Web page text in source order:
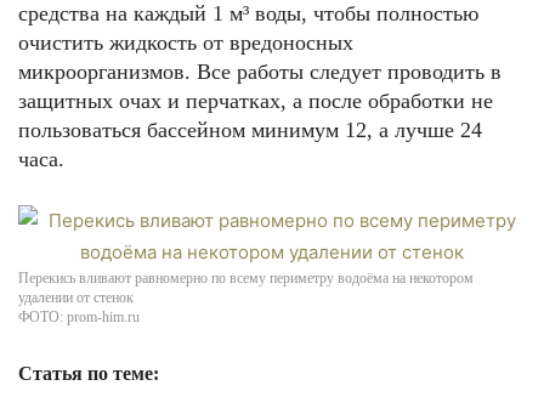
средства на каждый 1 м³ воды, чтобы полностью
очистить жидкость от вредоносных
микроорганизмов. Все работы следует проводить в
защитных очах и перчатках, а после обработки не
пользоваться бассейном минимум 12, а лучше 24
часа.
Перекись вливают равномерно по всему периметру водоёма на некотором
удалении от стенок
ФОТО: prom-him.ru
Статья по теме: